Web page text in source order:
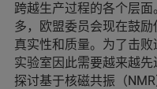
跨越生产过程的各个层
多，欧盟委员会现在鼓
真实性和质量。为了击
实验室因此需要越来越
探讨基于核磁共振（